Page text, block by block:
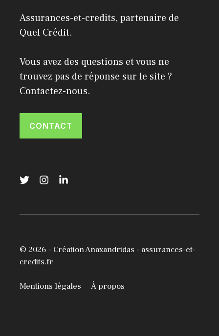
Assurances-et-credits, partenaire de
Quel Crédit.
Vous avez des questions et vous ne
trouvez pas de réponse sur le site ?
Contactez-nous.
CONTACT
© 2026 - Création Anaxandridas - assurances-et-
credits.fr
Mentions légales À propos